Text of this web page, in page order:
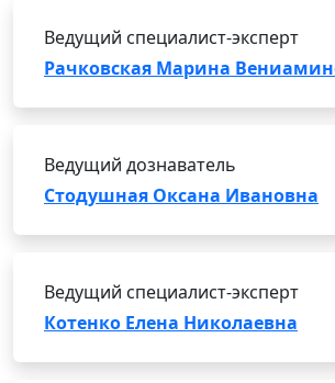
Ведущий специалист-эксперт
Рачковская Марина
Ведущий дознаватель
Стодушная Оксана Ивановна
Ведущий специалист-эксперт
Котенко Елена Николаевна